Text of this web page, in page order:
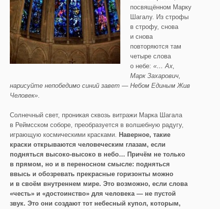
посвящённом Марку
Шагалу. Из строфы
в строфу, снова
и снова
повторяются там
четыре слова
о небе: «… Ах,
Марк Захарович,
нарисуйте непобедимо синий завет — Небом Единым Жив
Человек».
Солнечный свет, проникая сквозь витражи Марка Шагала
в Реймсском соборе, преобразуется в волшебную радугу,
играющую космическими красками. Наверное, такие
краски открываются человеческим глазам, если
подняться высоко-высоко в небо… Причём не только
в прямом, но и в переносном смысле: подняться
ввысь и обозревать прекрасные горизонты можно
и в своём внутреннем мире. Это возможно, если слова
«честь» и «достоинство» для человека — не пустой
звук. Это они создают тот небесный купол, которым,